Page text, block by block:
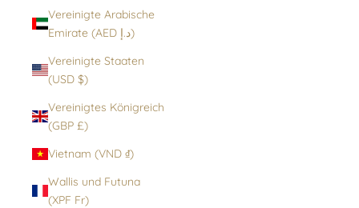
Vereinigte Arabische
Emirate (AED د.إ)
Vereinigte Staaten
(USD $)
Vereinigtes Königreich
(GBP £)
Vietnam (VND ₫)
Wallis und Futuna
(XPF Fr)